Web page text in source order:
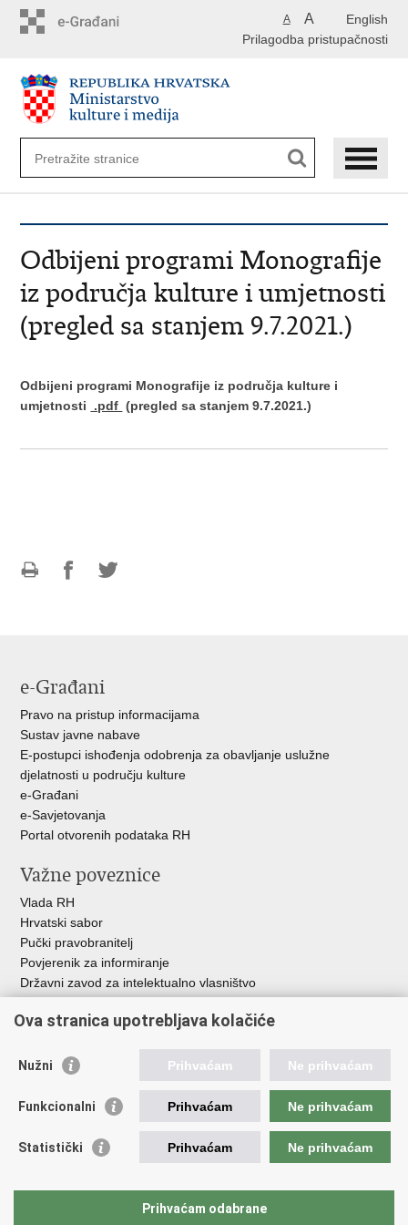
English
A A
Prilagodba pristupačnosti
Odbijeni programi Monografije
iz područja kulture i umjetnosti
(pregled sa stanjem 9.7.2021.)
Odbijeni programi Monografije iz područja kulture i
umjetnosti
.pdf (pregled sa stanjem 9.7.2021.)
e-Građani
Pravo na pristup informacijama
Sustav javne nabave
E-postupci ishođenja odobrenja za obavljanje uslužne
djelatnosti u području kulture
e-Građani
e-Savjetovanja
Portal otvorenih podataka RH
Važne poveznice
Vlada RH
Hrvatski sabor
Pučki pravobranitelj
Povjerenik za informiranje
Državni zavod za intelektualno vlasništvo
HAKOM
Ostale poveznice
Hrvatski audiovizualni centar
Creative Europe
EU National Institutes for Culture
Međunarodni centar za podvodnu arheologiju u Zadru (MCPA)
Ova stranica upotrebljava kolačiće
Nužni Prihvaćam Ne prihvaćam
Funkcionalni Prihvaćam Ne prihvaćam
Statistički Prihvaćam Ne prihvaćam
Prihvaćam odabrane